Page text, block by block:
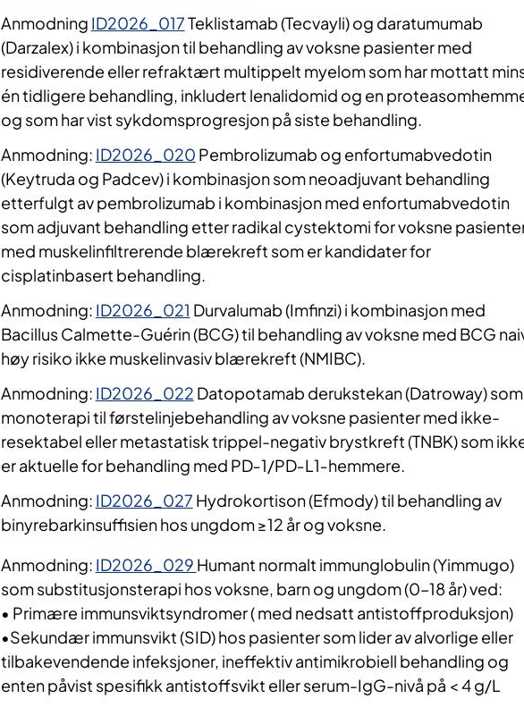
Anmodning ID2026_017Teklistamab (Tecvayli) og daratumumab
(Darzalex) i kombinasjon til behandling av voksne pasienter med
residiverende eller refraktært multippelt myelom som har mottatt
én tidligere behandling, inkludert lenalidomid og en
og som har vist sykdomsprogresjon på siste behandling.
Anmodning: ID2026_020 Pembrolizumab og enfortumabvedotin
(Keytruda og Padcev) i kombinasjon som neoadjuvant behandling
etterfulgt av pembrolizumab i kombinasjon med enfortumabvedotin
som adjuvant behandling etter radikal cystektomi for voksne
med muskelinfiltrerende blærekreft som er kandidater for
cisplatinbasert behandling.
Anmodning: ID2026_021 Durvalumab (Imfinzi) i kombinasjon med
Bacillus Calmette-Guérin (BCG) til behandling av voksne med BCG
høy risiko ikke muskelinvasiv blærekreft (NMIBC).
Anmodning: ID2026_022 Datopotamab derukstekan (Datroway) som
monoterapi til førstelinjebehandling av voksne pasienter med ikke-
resektabel eller metastatisk trippel-negativ brystkreft (TNBK) som
er aktuelle for behandling med PD‑1/PD‑L1‑hemmere.
Anmodning: ID2026_027 Hydrokortison (Efmody) til behandling av
binyrebarkinsuffisien hos ungdom ≥12 år og voksne.
Anmodning: ID2026_029 Humant normalt immunglobulin (Yimmugo)
som substitusjonsterapi hos voksne, barn og ungdom (0–18 år) ved:
• Primære immunsviktsyndromer ( med nedsatt antistoffproduksjon)
•Sekundær immunsvikt (SID) hos pasienter som lider av alvorlige eller
tilbakevendende infeksjoner, ineffektiv antimikrobiell behandling og
enten påvist spesifikk antistoffsvikt eller serum-IgG-nivå på < 4 g/L